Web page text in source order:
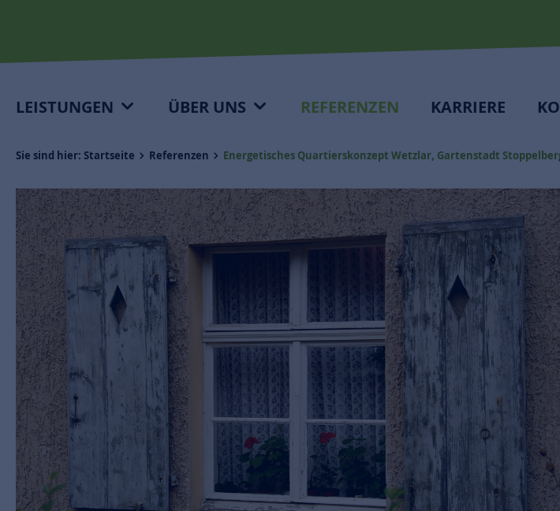
LEISTUNGEN ÜBER UNS REFERENZEN KARRIERE
Sie sind hier: Startseite Referenzen Energetisches Quartierskonzept Wetzlar, Gartenstadt